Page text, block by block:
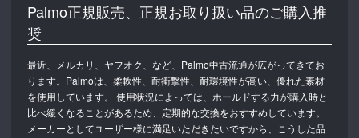
Palmo正規販売、正規お取り扱い品のご購入推
奨
最近、メルカリ、ヤフオク、など、Palmo中古流通が広がってきてお
ります。Palmoは、柔軟性、耐衝撃性、耐環境性が高い、優れた素材
を使用しています。 使用状況によっては、ホールドする力が購入時と
比べ緩くなることがあるため、定期的な交換をおすすめしています。
メーカーとしてユーザー様に満足いただきたいですから、こうした品